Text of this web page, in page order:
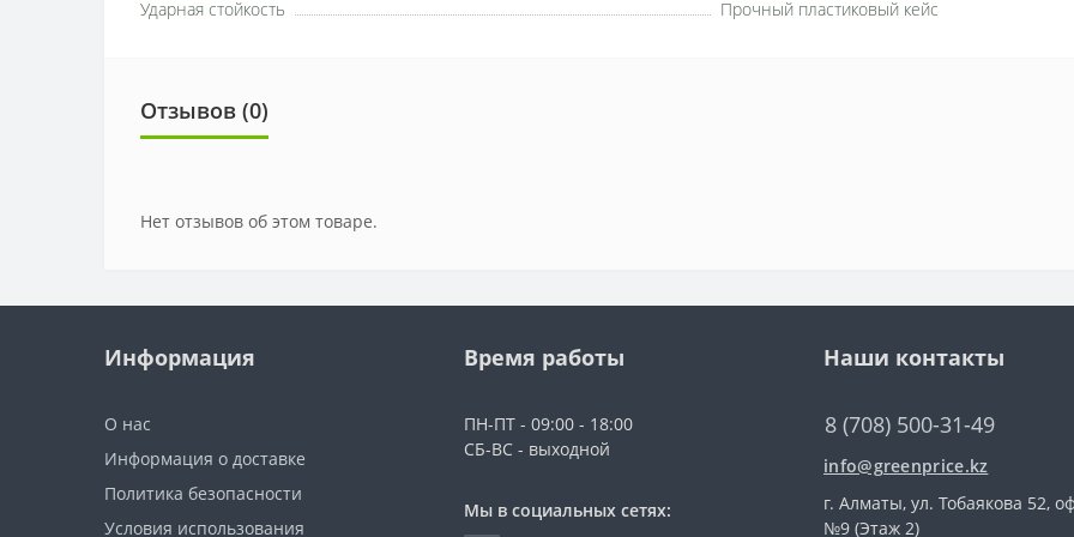
Ударная стойкость
Прочный пластиковый кейс
Отзывов (0)
Нет отзывов об этом товаре.
Информация
О нас
Информация о доставке
Политика безопасности
Условия использования
Время работы
ПН-ПТ - 09:00 - 18:00
СБ-ВС - выходной
Мы в социальных сетях:
Наши контакты
8 (708) 500-31-49
info@greenprice.kz
г. Алматы, ул. Тобаякова 52,
№9 (Этаж 2)